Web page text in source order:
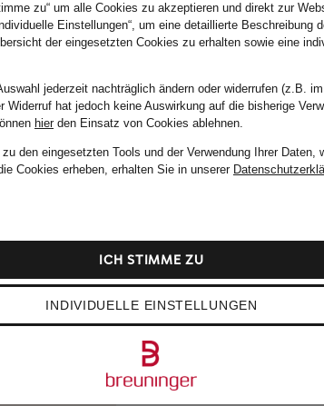
zu“ um alle Cookies zu akzeptieren und direkt zur
Einstellungen“, um eine detaillierte Beschreibung
der eingesetzten Cookies zu erhalten sowie eine
jederzeit nachträglich ändern oder widerrufen (z.B.
Widerruf hat jedoch keine Auswirkung auf die bisherige
hierden Einsatz von Cookies ablehnen.
den eingesetzten Tools und der Verwendung Ihrer Daten,
Cookies erheben, erhalten Sie in unserer
INDIVIDUELLE EINSTELLUNGEN
ICH STIMME ZU